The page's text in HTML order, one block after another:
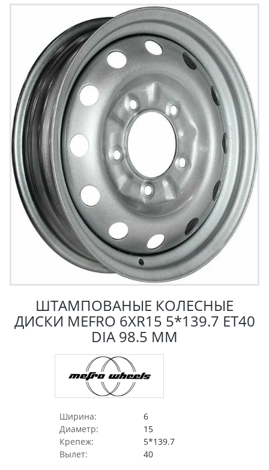
ШТАМПОВАНЫЕ КОЛЕСНЫЕ
ДИСКИ MEFRO 6XR15 5*139.7 ET40
DIA 98.5 ММ
Ширина:
6
Диаметр:
15
Крепеж:
5*139.7
Вылет:
40